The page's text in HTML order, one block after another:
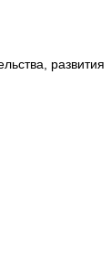
развития